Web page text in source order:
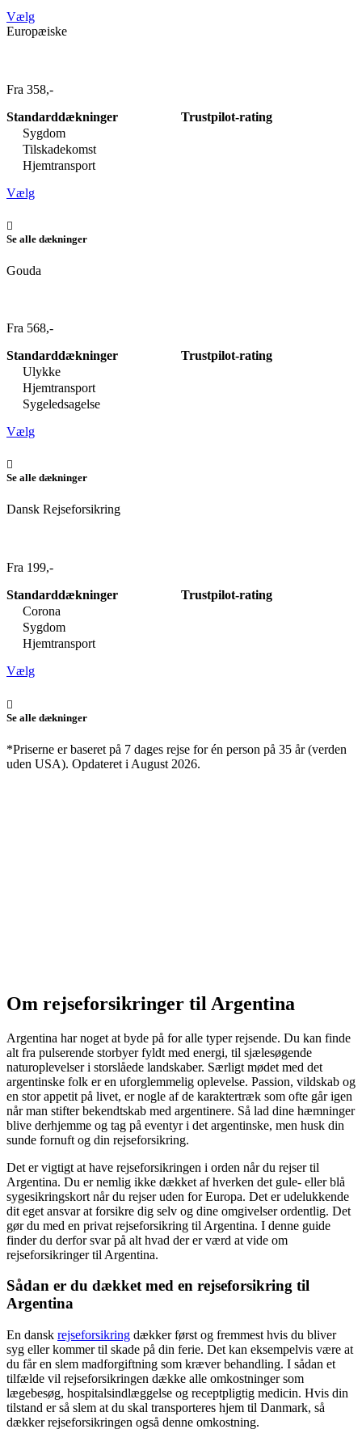
Vælg
Europæiske
Fra 358,-
Standarddækninger
Sygdom
Tilskadekomst
Hjemtransport
Trustpilot-rating
Vælg
Se alle dækninger
Gouda
Fra 568,-
Standarddækninger
Ulykke
Hjemtransport
Sygeledsagelse
Trustpilot-rating
Vælg
Se alle dækninger
Dansk Rejseforsikring
Fra 199,-
Standarddækninger
Corona
Sygdom
Hjemtransport
Trustpilot-rating
Vælg
Se alle dækninger
*Priserne er baseret på 7 dages rejse for én person på 35 år (verden
uden USA). Opdateret i August 2026.
Om rejseforsikringer til Argentina
Argentina har noget at byde på for alle typer rejsende. Du kan finde
alt fra pulserende storbyer fyldt med energi, til sjælesøgende
naturoplevelser i storslåede landskaber. Særligt mødet med det
argentinske folk er en uforglemmelig oplevelse. Passion, vildskab og
en stor appetit på livet, er nogle af de karaktertræk som ofte går igen
når man stifter bekendtskab med argentinere. Så lad dine hæmninger
blive derhjemme og tag på eventyr i det argentinske, men husk din
sunde fornuft og din rejseforsikring.
Det er vigtigt at have rejseforsikringen i orden når du rejser til
Argentina. Du er nemlig ikke dækket af hverken det gule- eller blå
sygesikringskort når du rejser uden for Europa. Det er udelukkende
dit eget ansvar at forsikre dig selv og dine omgivelser ordentlig. Det
gør du med en privat rejseforsikring til Argentina. I denne guide
finder du derfor svar på alt hvad der er værd at vide om
rejseforsikringer til Argentina.
Sådan er du dækket med en rejseforsikring til
Argentina
En dansk rejseforsikring dækker først og fremmest hvis du bliver
syg eller kommer til skade på din ferie. Det kan eksempelvis være at
du får en slem madforgiftning som kræver behandling. I sådan et
tilfælde vil rejseforsikringen dække alle omkostninger som
lægebesøg, hospitalsindlæggelse og receptpligtig medicin. Hvis din
tilstand er så slem at du skal transporteres hjem til Danmark, så
dækker rejseforsikringen også denne omkostning.